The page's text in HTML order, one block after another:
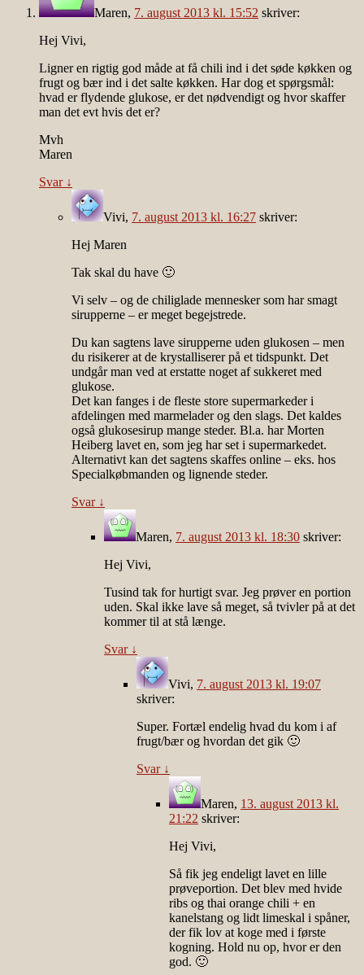
Maren, 7. august 2013 kl. 15:52 skriver:
Hej Vivi,
Ligner en rigtig god måde at få chili ind i det søde køkken og
frugt og bær ind i det salte køkken. Har dog et spørgsmål:
hvad er flydende glukose, er det nødvendigt og hvor skaffer
man det evt hvis det er?
Mvh
Maren
Svar ↓
Vivi, 7. august 2013 kl. 16:27 skriver:
Hej Maren
Tak skal du have 🙂
Vi selv – og de chiliglade mennesker som har smagt
sirupperne – er meget begejstrede.
Du kan sagtens lave sirupperne uden glukosen – men
du risikerer at de krystalliserer på et tidspunkt. Det
undgår man ved at erstatte noget af sukkeret med
glukose.
Det kan fanges i de fleste store supermarkeder i
afdelingen med marmelader og den slags. Det kaldes
også glukosesirup mange steder. Bl.a. har Morten
Heiberg lavet en, som jeg har set i supermarkedet.
Alternativt kan det sagtens skaffes online – eks. hos
Specialkøbmanden og lignende steder.
Svar ↓
Maren, 7. august 2013 kl. 18:30 skriver:
Hej Vivi,
Tusind tak for hurtigt svar. Jeg prøver en portion
uden. Skal ikke lave så meget, så tvivler på at det
kommer til at stå længe.
Svar ↓
Vivi, 7. august 2013 kl. 19:07
skriver:
Super. Fortæl endelig hvad du kom i af
frugt/bær og hvordan det gik 🙂
Svar ↓
Maren, 13. august 2013 kl.
21:22 skriver:
Hej Vivi,
Så fik jeg endeligt lavet en lille
prøveportion. Det blev med hvide
ribs og thai orange chili + en
kanelstang og lidt limeskal i spåner,
der fik lov at koge med i første
kogning. Hold nu op, hvor er den
god. 🙂